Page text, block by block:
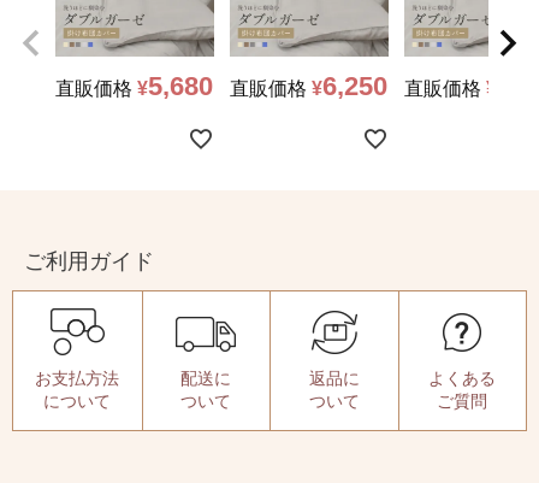
直販価格 ¥5,680 直販価格 ¥6,250 直販価格 ¥
ご利用ガイド
お支払方法
について
配送に
ついて
返品に
ついて
よくある
ご質問